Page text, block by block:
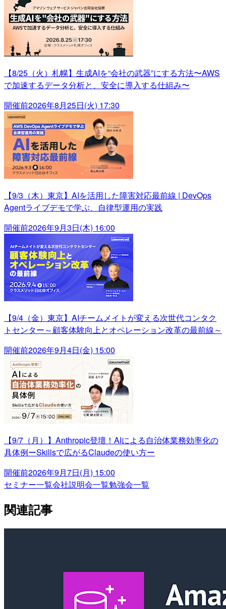
【8/25（火）札幌】生成AIを“会社の武器”にする方法〜AWS
で加速するデータ分析と、安全に導入する仕組み〜
開催前2026年8月25日(火) 17:30
【9/3（木）東京】AIを活用した障害対応最前線 | DevOps
Agentライブデモで学ぶ、自律型運用の実践
開催前2026年9月3日(木) 16:00
【9/4（金）東京】AIチームメイトが変える次世代コンタク
トセンター～顧客体験向上とオペレーション改革の最前線～
開催前2026年9月4日(金) 15:00
【9/7（月）】Anthropic登壇！AIによる自治体業務効率化の
具体例ーSkillsで広がるClaudeの使い方ー
開催前2026年9月7日(月) 15:00
セミナー一覧会社説明会一覧勉強会一覧
関連記事